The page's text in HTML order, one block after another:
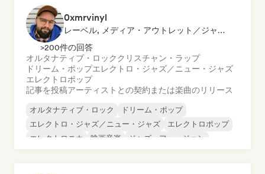
0xmrvinyl
レーベル, メディア・アウトレット／ジャーナリスト
>200件の回答
オルタナティブ・ロッククリスチャン・ラップ
ドリーム・ポップエレクトロ・ジャズ／ニュー・ジャズ
エレクトロポップ
記事を投稿アーティストとの契約または楽曲のリリース
オルタナティブ・ロック
ドリーム・ポップ
エレクトロ・ジャズ／ニュー・ジャズ
エレクトロポップ
エレクトロニカ
映画音楽
ジャズ・フュージョン